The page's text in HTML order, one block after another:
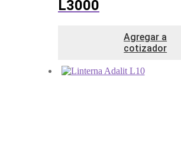
L3000
Agregar a
cotizador